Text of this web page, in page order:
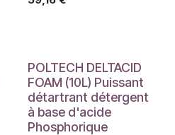
POLTECH DELTACID
FOAM (10L) Puissant
détartrant détergent
à base d'acide
Phosphorique